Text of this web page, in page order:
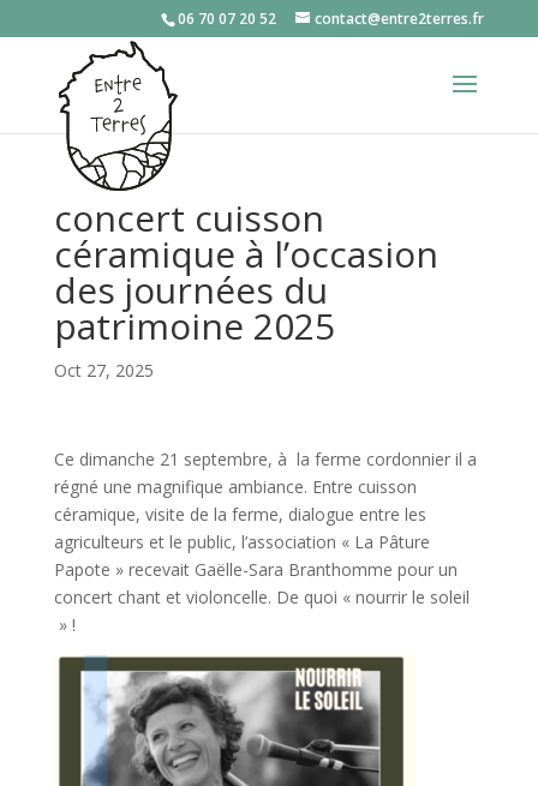
06 70 07 20 52 contact@entre2terres.fr
concert cuisson
céramique à l’occasion
des journées du
patrimoine 2025
Oct 27, 2025
Ce dimanche 21 septembre, à la ferme cordonnier il a
régné une magnifique ambiance. Entre cuisson
céramique, visite de la ferme, dialogue entre les
agriculteurs et le public, l’association « La Pâture
Papote » recevait Gaëlle-Sara Branthomme pour un
concert chant et violoncelle. De quoi « nourrir le soleil
» !